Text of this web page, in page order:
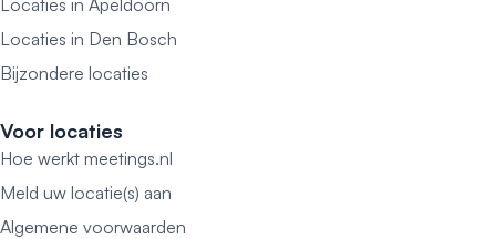
Locaties in Apeldoorn
Locaties in Den Bosch
Bijzondere locaties
Voor locaties
Hoe werkt meetings.nl
Meld uw locatie(s) aan
Algemene voorwaarden